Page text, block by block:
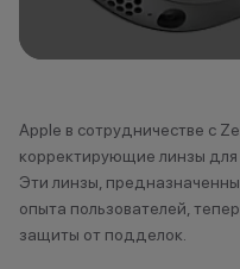
Сургут
Тарко-Сале
Тихорецк
Тольятти
Apple в сотрудничестве с
корректирующие линзы для
Эти линзы,
опыта пользователей,
защиты от подделок.